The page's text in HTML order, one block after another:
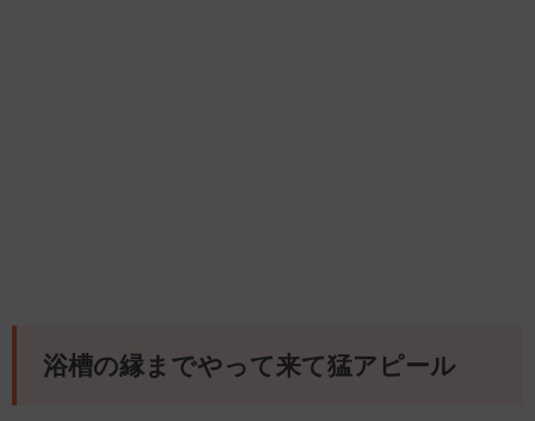
浴槽の縁までやって来て猛アピール